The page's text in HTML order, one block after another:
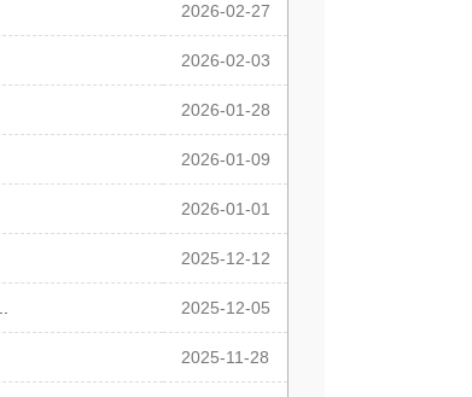
2026-02-27
2026-02-03
2026-01-28
2026-01-09
2026-01-01
2025-12-12
2025-12-05
2025-11-28